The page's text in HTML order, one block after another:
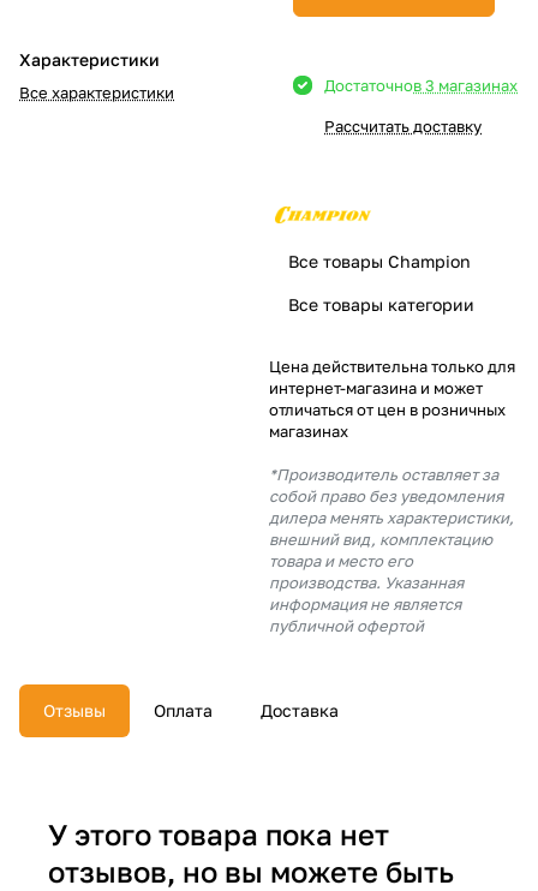
Характеристики
Все характеристики Достаточнов 3 магазинах
Рассчитать доставку
Все товары Champion
Все товары категории
Цена действительна только для
интернет-магазина и может
отличаться от цен в розничных
магазинах
*Производитель оставляет за
собой право без уведомления
дилера менять характеристики,
внешний вид, комплектацию
товара и место его
производства. Указанная
информация не является
публичной офертой
Отзывы Оплата Доставка
У этого товара пока нет
отзывов, но вы можете быть
в корзину
% картой любого банка
% будут
с вашей карты
недели